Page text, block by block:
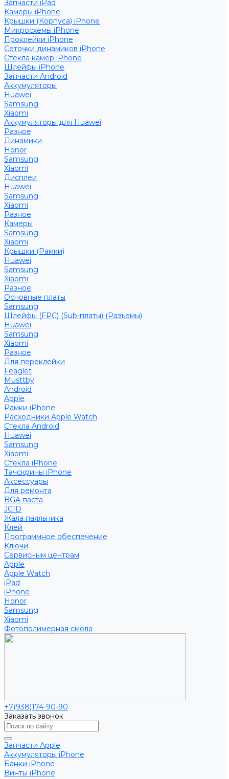
Запчасти iPad
Камеры iPhone
Крышки (Корпуса) iPhone
Микросхемы iPhone
Проклейки iPhone
Сеточки динамиков iPhone
Стекла камер iPhone
Шлейфы iPhone
Запчасти Android
Аккумуляторы
Huawei
Samsung
Xiaomi
Аккумуляторы для Huawei
Разное
Динамики
Honor
Samsung
Xiaomi
Дисплеи
Huawei
Samsung
Xiaomi
Разное
Камеры
Samsung
Xiaomi
Крышки (Рамки)
Huawei
Samsung
Xiaomi
Разное
Основные платы
Samsung
Шлейфы (FPC) (Sub-платы) (Разъемы)
Huawei
Samsung
Xiaomi
Разное
Для переклейки
Feaglet
Musttby
Android
Apple
Рамки iPhone
Расходники Apple Watch
Стекла Android
Huawei
Samsung
Xiaomi
Стекла iPhone
Тачскрины iPhone
Аксессуары
Для ремонта
BGA паста
JCID
Жала паяльника
Клей
Программное обеспечение
Ключи
Сервисным центрам
Apple
Apple Watch
iPad
iPhone
Honor
Samsung
Xiaomi
Фотополимерная смола
+7(938)174-90-90
Заказать звонок
Запчасти Apple
Аккумуляторы iPhone
Банки iPhone
Винты iPhone